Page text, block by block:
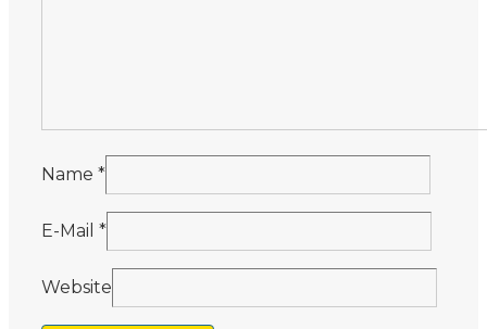
Name *
E-Mail *
Website